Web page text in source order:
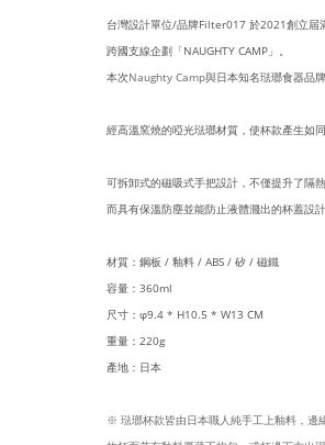
台灣設計單位/品牌Filter017 於2021創立屆
跨國支線企劃「NAUGHTY CAMP」。
本次Naughty Camp與日本知名琺瑯食器品
經高溫窯燒的啞光琺瑯材質，使杯款產生如
可拆卸式的磁吸式手把設計，不僅提升了隔
而具有保溫防塵並能防止液體濺出的杯蓋設
材質：鋼板 / 釉料 / ABS / 矽 / 磁鐵
容量：360ml
尺寸：φ9.4 * H10.5 * W13 CM
重量：220g
產地：日本
※ 琺瑯杯款皆由日本職人純手工上釉料，邊